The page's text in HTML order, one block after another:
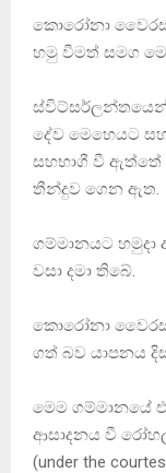
කොරෝනා වෛරස්
හමු වීමත් සමග
ස්විට්සර්ලන්තයෙන්
දේව මෙහෙයට
සහභාගී වී ඇත්තේ
තීන්දුව ගෙන ඇත.
ගම්මානයට හමුදා
වසා දමා තිබේ.
කොරෝනා
ගත් බව යාපනය
මෙම ගම්මානයේ
ආසාදනය වී
(under the